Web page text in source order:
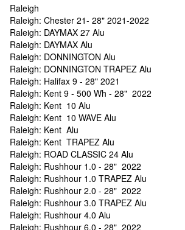
Raleigh
Raleigh: Chester 21- 28" 2021-2022
Raleigh: DAYMAX 27 Alu
Raleigh: DAYMAX Alu
Raleigh: DONNINGTON Alu
Raleigh: DONNINGTON TRAPEZ Alu
Raleigh: Halifax 9 - 28" 2021
Raleigh: Kent 9 - 500 Wh - 28" 2022
Raleigh: Kent 10 Alu
Raleigh: Kent 10 WAVE Alu
Raleigh: Kent Alu
Raleigh: Kent TRAPEZ Alu
Raleigh: ROAD CLASSIC 24 Alu
Raleigh: Rushhour 1.0 - 28" 2022
Raleigh: Rushhour 1.0 TRAPEZ Alu
Raleigh: Rushhour 2.0 - 28" 2022
Raleigh: Rushhour 3.0 TRAPEZ Alu
Raleigh: Rushhour 4.0 Alu
Raleigh: Rushhour 6.0 - 28" 2022